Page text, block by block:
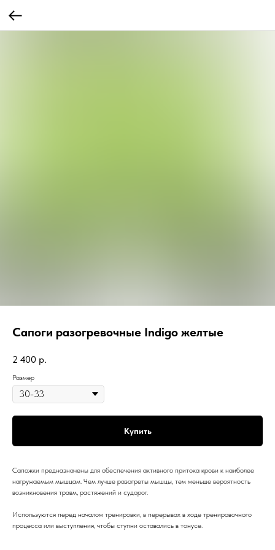
Сапоги разогревочные Indigo желтые
2 400 р.
Размер
Купить
Сапожки предназначены для обеспечения активного притока крови к наиболее
нагружаемым мышцам. Чем лучше разогреты мышцы, тем меньше вероятность
возникновения травм, растяжений и судорог.
Используются перед началом тренировки, в перерывах в ходе тренировочного
процесса или выступления, чтобы ступни оставались в тонусе.